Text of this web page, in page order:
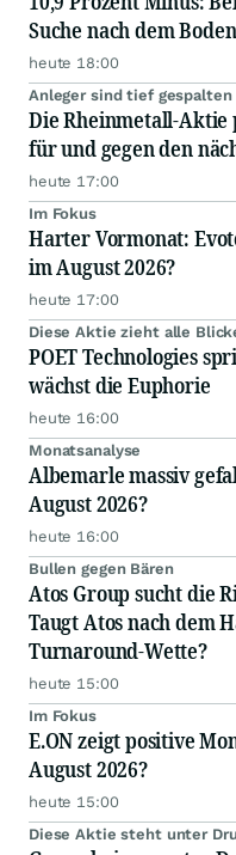
Suche nach dem Boden
heute 18:00
Anleger sind tief gespalten
Die Rheinmetall-
für und gegen den
heute 17:00
Im Fokus
Harter Vormonat:
im August 2026?
heute 17:00
Diese Aktie zieht alle
POET Technologies
wächst die Euphorie
heute 16:00
Monatsanalyse
Albemarle massiv
August 2026?
heute 16:00
Bullen gegen Bären
Atos Group sucht die
Taugt Atos nach dem
Turnaround-Wette?
heute 15:00
Im Fokus
E.ON zeigt positive
August 2026?
heute 15:00
Diese Aktie steht unter